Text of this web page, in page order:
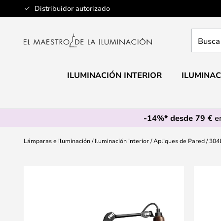
Distribuidor autorizado
Ir
al
aquí
ILUMINACIÓN INTERIOR
-14%* desde 79 €
Lámparas e iluminación Iluminación interior Apliques de Pared